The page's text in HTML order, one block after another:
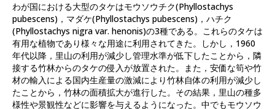
わが国における大型のタケはモウソウチク(Phyllostachys
pubescens)，マダケ(Phyllostachys pubescens)，ハチク
(Phyllostachys nigra var. henonis)の3種である。これらのタケは
有用な植物であり様々な用途に利用されてきた。しかし，1960
年代以降，里山の利用が減少し管理水準が低下したことから，隣
接する竹林からのタケの侵入が放置された。また，安価な筍や竹
材の輸入による国内生産量の激減により竹林自体の利用が減少し
たことから，竹林の面積拡大が進行した。その結果，里山の種多
様性や景観性などに影響を与えるようになった。中でもモウソウ